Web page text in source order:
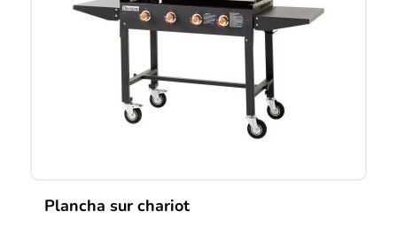
Plancha sur chariot